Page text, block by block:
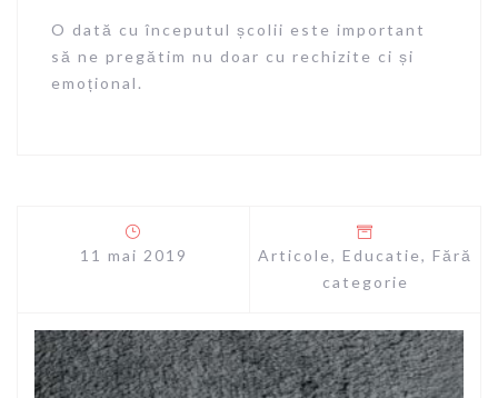
O dată cu începutul școlii este important
să ne pregătim nu doar cu rechizite ci și
emoțional.
11 mai 2019 Articole, Educatie, Fără
categorie